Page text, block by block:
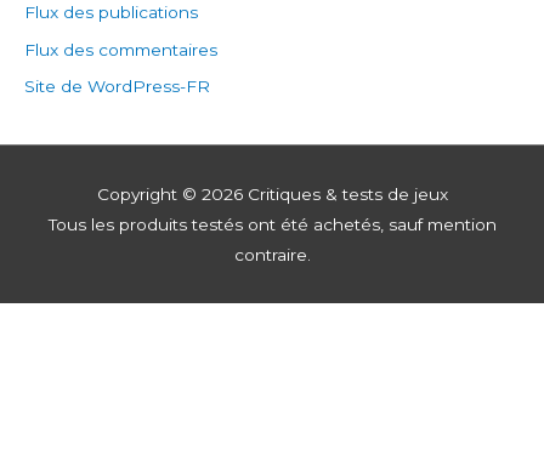
Flux des publications
Flux des commentaires
Site de WordPress-FR
Copyright © 2026 Critiques & tests de jeux
Tous les produits testés ont été achetés, sauf mention
contraire.